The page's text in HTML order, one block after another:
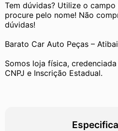
Tem dúvidas? Utilize o
procure pelo nome! Não
dúvidas!
Barato Car Auto Peças –
Somos loja física, credenciada
CNPJ e Inscrição Estadual.